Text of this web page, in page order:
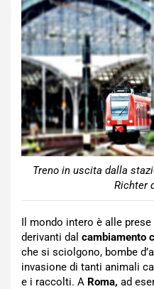
Treno in uscita dalla
Richter
Il mondo intero è alle
derivanti dal cambiamento
che si sciolgono, bombe
invasione di tanti animali
e i raccolti. A Roma, ad